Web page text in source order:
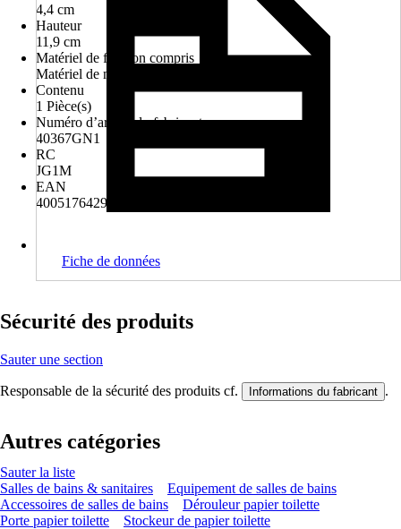
4,4 cm
Hauteur
11,9 cm
Matériel de fixation compris
Matériel de montage pour percer
Contenu
1 Pièce(s)
Numéro d’article du fabricant
40367GN1
RC
JG1M
EAN
4005176429927
Fiche de données
Sécurité des produits
Sauter une section
Responsable de la sécurité des produits cf. Informations du fabricant .
Autres catégories
Sauter la liste
Salles de bains & sanitaires
Equipement de salles de bains
Accessoires de salles de bains
Dérouleur papier toilette
Porte papier toilette
Stockeur de papier toilette